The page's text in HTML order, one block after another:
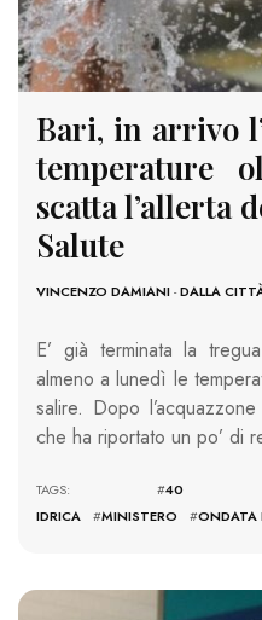
Bari, in arrivo
temperature
scatta l’allerta
Salute
VINCENZO DAMIANI-DALLA
E’ già terminata la
almeno a lunedì le
salire. Dopo
che ha riportato un po’ di
TAGS: #40
IDRICA
#MINISTERO #ONDATA